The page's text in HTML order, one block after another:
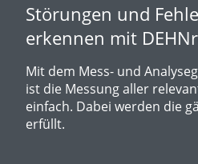
Störungen und
erkennen mit
Mit dem Mess- und
ist die Messung aller
einfach. Dabei werden die
erfüllt.